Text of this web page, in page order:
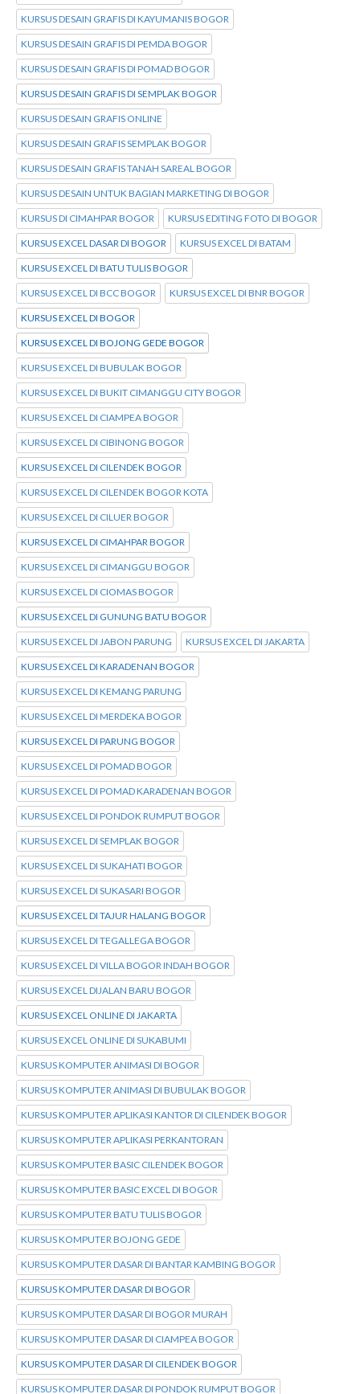
KURSUS DESAIN GRAFIS DI KAYUMANIS BOGOR
KURSUS DESAIN GRAFIS DI PEMDA BOGOR
KURSUS DESAIN GRAFIS DI POMAD BOGOR
KURSUS DESAIN GRAFIS DI SEMPLAK BOGOR
KURSUS DESAIN GRAFIS ONLINE
KURSUS DESAIN GRAFIS SEMPLAK BOGOR
KURSUS DESAIN GRAFIS TANAH SAREAL BOGOR
KURSUS DESAIN UNTUK BAGIAN MARKETING DI BOGOR
KURSUS DI CIMAHPAR BOGOR KURSUS EDITING FOTO DI BOGOR
KURSUS EXCEL DASAR DI BOGOR KURSUS EXCEL DI BATAM
KURSUS EXCEL DI BATU TULIS BOGOR
KURSUS EXCEL DI BCC BOGOR KURSUS EXCEL DI BNR BOGOR
KURSUS EXCEL DI BOGOR
KURSUS EXCEL DI BOJONG GEDE BOGOR
KURSUS EXCEL DI BUBULAK BOGOR
KURSUS EXCEL DI BUKIT CIMANGGU CITY BOGOR
KURSUS EXCEL DI CIAMPEA BOGOR
KURSUS EXCEL DI CIBINONG BOGOR
KURSUS EXCEL DI CILENDEK BOGOR
KURSUS EXCEL DI CILENDEK BOGOR KOTA
KURSUS EXCEL DI CILUER BOGOR
KURSUS EXCEL DI CIMAHPAR BOGOR
KURSUS EXCEL DI CIMANGGU BOGOR
KURSUS EXCEL DI CIOMAS BOGOR
KURSUS EXCEL DI GUNUNG BATU BOGOR
KURSUS EXCEL DI JABON PARUNG KURSUS EXCEL DI JAKARTA
KURSUS EXCEL DI KARADENAN BOGOR
KURSUS EXCEL DI KEMANG PARUNG
KURSUS EXCEL DI MERDEKA BOGOR
KURSUS EXCEL DI PARUNG BOGOR
KURSUS EXCEL DI POMAD BOGOR
KURSUS EXCEL DI POMAD KARADENAN BOGOR
KURSUS EXCEL DI PONDOK RUMPUT BOGOR
KURSUS EXCEL DI SEMPLAK BOGOR
KURSUS EXCEL DI SUKAHATI BOGOR
KURSUS EXCEL DI SUKASARI BOGOR
KURSUS EXCEL DI TAJUR HALANG BOGOR
KURSUS EXCEL DI TEGALLEGA BOGOR
KURSUS EXCEL DI VILLA BOGOR INDAH BOGOR
KURSUS EXCEL DIJALAN BARU BOGOR
KURSUS EXCEL ONLINE DI JAKARTA
KURSUS EXCEL ONLINE DI SUKABUMI
KURSUS KOMPUTER ANIMASI DI BOGOR
KURSUS KOMPUTER ANIMASI DI BUBULAK BOGOR
KURSUS KOMPUTER APLIKASI KANTOR DI CILENDEK BOGOR
KURSUS KOMPUTER APLIKASI PERKANTORAN
KURSUS KOMPUTER BASIC CILENDEK BOGOR
KURSUS KOMPUTER BASIC EXCEL DI BOGOR
KURSUS KOMPUTER BATU TULIS BOGOR
KURSUS KOMPUTER BOJONG GEDE
KURSUS KOMPUTER DASAR DI BANTAR KAMBING BOGOR
KURSUS KOMPUTER DASAR DI BOGOR
KURSUS KOMPUTER DASAR DI BOGOR MURAH
KURSUS KOMPUTER DASAR DI CIAMPEA BOGOR
KURSUS KOMPUTER DASAR DI CILENDEK BOGOR
KURSUS KOMPUTER DASAR DI PONDOK RUMPUT BOGOR